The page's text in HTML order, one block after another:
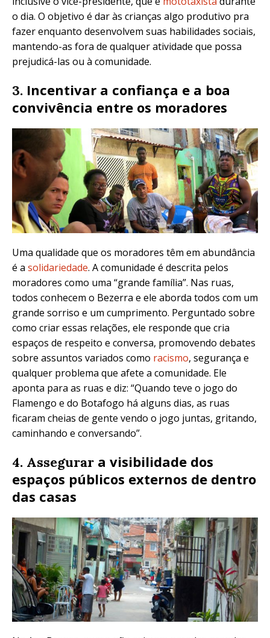
o dia. O objetivo é dar às crianças algo produtivo pra
fazer enquanto desenvolvem suas habilidades sociais,
mantendo-as fora de qualquer atividade que possa
prejudicá-las ou à comunidade.
3. Incentivar a confiança e a boa
convivência entre os moradores
Uma qualidade que os moradores têm em abundância
é a solidariedade. A comunidade é descrita pelos
moradores como uma “grande família”. Nas ruas,
todos conhecem o Bezerra e ele aborda todos com um
grande sorriso e um cumprimento. Perguntado sobre
como criar essas relações, ele responde que cria
espaços de respeito e conversa, promovendo debates
sobre assuntos variados como racismo, segurança e
qualquer problema que afete a comunidade. Ele
aponta para as ruas e diz: “Quando teve o jogo do
Flamengo e do Botafogo há alguns dias, as ruas
ficaram cheias de gente vendo o jogo juntas, gritando,
caminhando e conversando”.
4. Assegurar a visibilidade dos
espaços públicos externos de dentro
das casas